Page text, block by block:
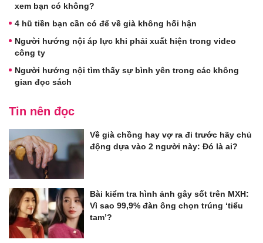
xem bạn có không?
4 hũ tiền bạn cần có để về già không hối hận
Người hướng nội áp lực khi phải xuất hiện trong video
công ty
Người hướng nội tìm thấy sự bình yên trong các không
gian đọc sách
Tin nên đọc
Về già chồng hay vợ ra đi trước hãy chủ
động dựa vào 2 người này: Đó là ai?
Bài kiểm tra hình ảnh gây sốt trên MXH:
Vì sao 99,9% đàn ông chọn trúng ‘tiểu
tam’?